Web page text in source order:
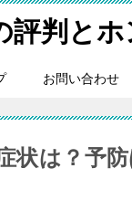
評判と
お問い合わせ
状は？予